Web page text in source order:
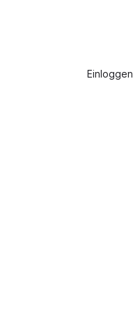
Einloggen